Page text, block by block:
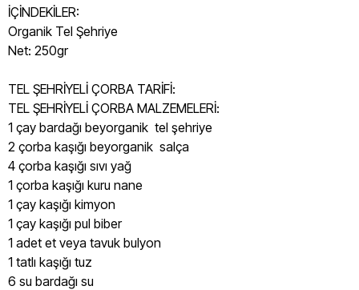
İÇİNDEKİLER:
Organik Tel Şehriye
Net: 250gr
TEL ŞEHRİYELİ ÇORBA TARİFİ:
TEL ŞEHRİYELİ ÇORBA MALZEMELERİ:
1 çay bardağı beyorganik tel şehriye
2 çorba kaşığı beyorganik salça
4 çorba kaşığı sıvı yağ
1 çorba kaşığı kuru nane
1 çay kaşığı kimyon
1 çay kaşığı pul biber
1 adet et veya tavuk bulyon
1 tatlı kaşığı tuz
6 su bardağı su